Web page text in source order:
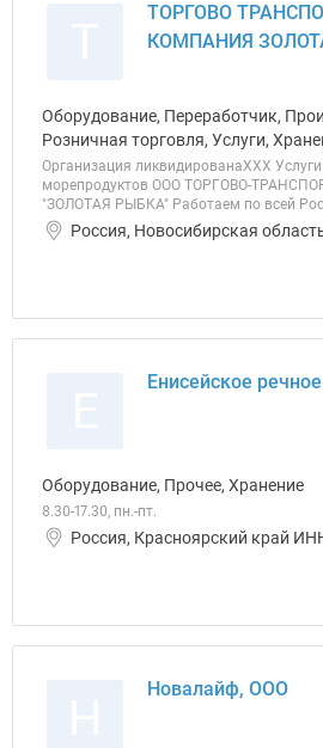
ТОРГОВО
КОМПАНИЯ
Оборудование, Переработчик,
Розничная торговля, Услуги,
Организация ликвидированаХХХ
морепродуктов ООО ТОРГОВО-
"ЗОЛОТАЯ РЫБКА" Работаем по всей
Россия, Новосибирская
Енисейское
Оборудование, Прочее, Хранение
8.30-17.30, пн.-пт.
Россия, Красноярский край
Новалайф, ООО